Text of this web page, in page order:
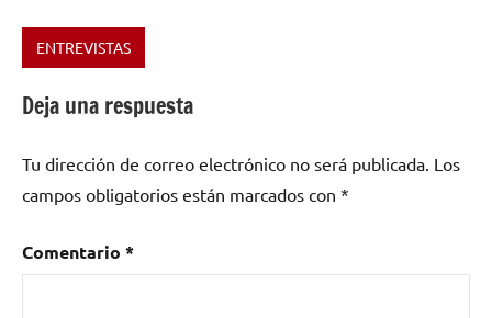
Etiquetado
comanches
LOS
ÁRBOLES
universales
ENTREVISTAS
Deja una respuesta
Tu dirección de correo electrónico no será publicada. Los
campos obligatorios están marcados con *
Comentario *